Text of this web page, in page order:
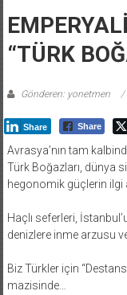
“TÜRK
Gönderen: yonetmen
Share Share
Avrasya’nın tam
Türk Boğazları, dünya
hegonomik güçlerin ilgi
Haçlı seferleri,
denizlere inme arzusu
Biz Türkler için
mazisinde…